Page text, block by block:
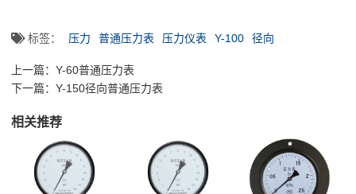
标签： 压力 普通压力表 压力仪表 Y-100 径向
上一篇： Y-60普通压力表
下一篇： Y-150径向普通压力表
相关推荐